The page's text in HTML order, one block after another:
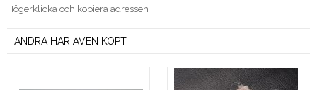
Högerklicka och kopiera adressen
ANDRA HAR ÄVEN KÖPT